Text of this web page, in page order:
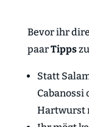
Bevor ihr
paarTipps
Statt
Cabanossi
Hartwurst